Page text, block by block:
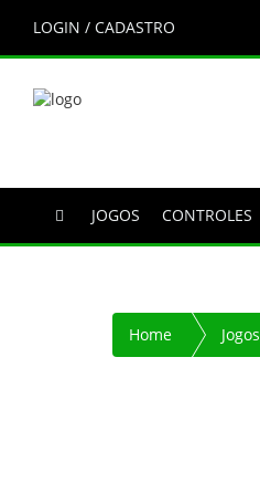
LOGIN / CADASTRO
JOGOS CONTROLES
Home Jogos